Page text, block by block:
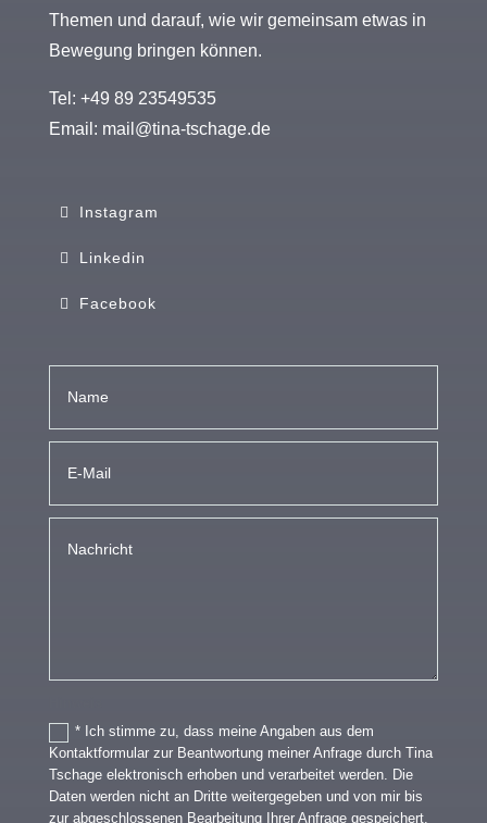
Themen und darauf, wie wir gemeinsam etwas in
Bewegung bringen können.
Tel: +49 89 23549535
Email: mail@tina-tschage.de
Instagram
Linkedin
Facebook
* Ich stimme zu, dass meine Angaben aus dem
Kontaktformular zur Beantwortung meiner Anfrage durch Tina
Tschage elektronisch erhoben und verarbeitet werden. Die
Daten werden nicht an Dritte weitergegeben und von mir bis
zur abgeschlossenen Bearbeitung Ihrer Anfrage gespeichert.